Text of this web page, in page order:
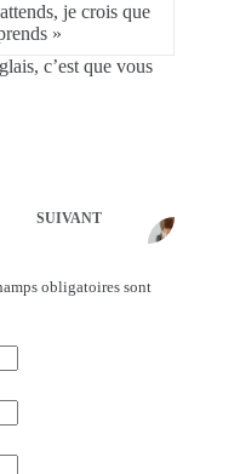
je crois que
»
c’est que vous
SUIVANT
obligatoires sont